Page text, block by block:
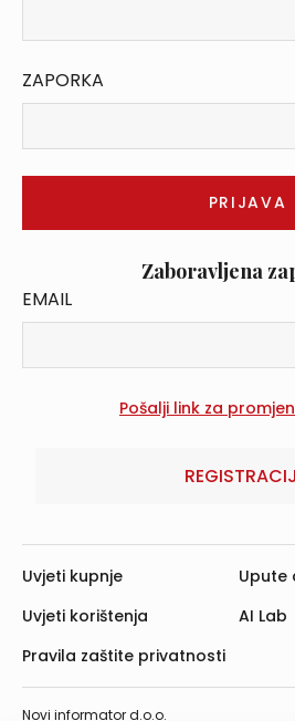
ZAPORKA
Zaboravljena
EMAIL
Novi informator d.o.o.
Uvjeti kupnje
Uvjeti korištenja
Pravila zaštite privatnosti
Upute
AI Lab